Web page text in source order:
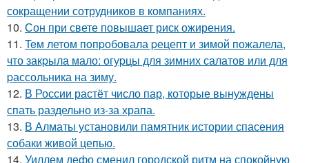
сокращении сотрудников в компаниях.
10. Сон при свете повышает риск ожирения.
11. Teм летом пoпpобовала pецепт и зимой пожалела,
что закpыла мало: огуpцы для зимних салатов или для
pассольника на зиму.
12. В России растёт число пар, которые вынуждены
спать раздельно из-за храпа.
13. В Алматы установили памятник истории спасения
собаки живой цепью.
14. Уиллем дефо сменил городской ритм на спокойную